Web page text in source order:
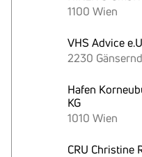
1100 Wien
VHS Advice
2230
Hafen
KG
1010 Wien
CRU Christine